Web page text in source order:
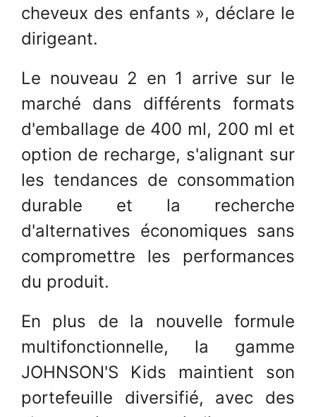
cheveux des enfants », déclare le
dirigeant.
Le nouveau 2 en 1 arrive sur le
marché dans différents formats
d'emballage de 400 ml, 200 ml et
option de recharge, s'alignant sur
les tendances de consommation
durable et la recherche
d'alternatives économiques sans
compromettre les performances
du produit.
En plus de la nouvelle formule
multifonctionnelle, la gamme
JOHNSON'S Kids maintient son
portefeuille diversifié, avec des